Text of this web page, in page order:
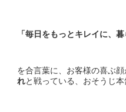
「毎日をもっとキレイに、
を合言葉に、お客様の喜ぶ
れと戦っている、おそうじ本